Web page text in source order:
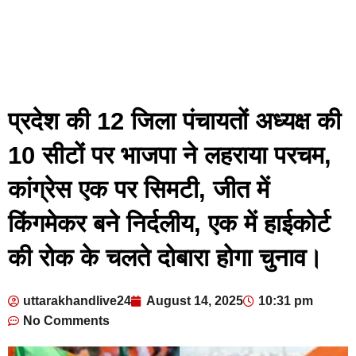
प्रदेश की 12 जिला पंचायतों अध्यक्ष की
10 सीटों पर भाजपा ने लहराया परचम,
कांग्रेस एक पर सिमटी, जीत में
किंगमेकर बने निर्दलीय, एक में हाईकोर्ट
की रोक के चलते दोबारा होगा चुनाव।
uttarakhandlive24 August 14, 2025
10:31 pm
No Comments